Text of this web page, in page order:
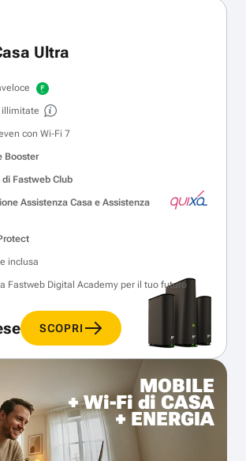
Ultra
illimitate
con Wi‑Fi 7
Booster
Fastweb Club
Assistenza Casa e Assistenza
inclusa
Fastweb Digital Academy per il tuo futuro
SCOPRI
MOBILE
+ Wi-Fi di CASA
+ ENERGIA